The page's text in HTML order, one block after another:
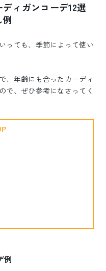
ディガンコーデ12選
っても、季節によって使い
、年齢にも合ったカーディ
で、ぜひ参考になさってく
例